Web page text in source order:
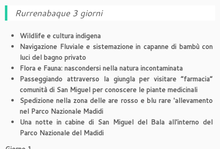
Rurrenabaque 3 giorni
Wildlife e cultura indigena
Navigazione Fluviale e sistemazione in capanne di bambù con
luci del bagno privato
Flora e Fauna: nascondersi nella natura incontaminata
Passeggiando attraverso la giungla per visitare “farmacia”
comunità di San Miguel per conoscere le piante medicinali
Spedizione nella zona delle are rosso e blu rare 'allevamento
nel Parco Nazionale Madidi
Una notte in cabine di San Miguel del Bala all'interno del
Parco Nazionale del Madidi